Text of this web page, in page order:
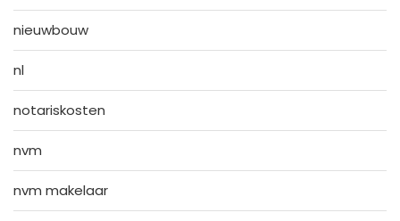
nieuwbouw
nl
notariskosten
nvm
nvm makelaar